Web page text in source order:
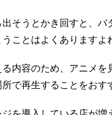
そうとかき回すと、バ
ことはよくありますよ
る内容のため、アニメを
で再生することをおす